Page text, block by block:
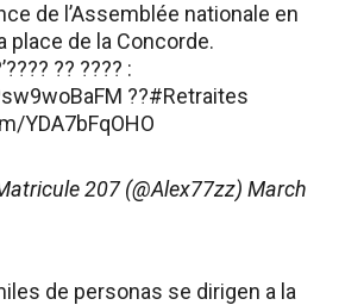
de l’Assemblée nationale en
place de la Concorde.
?? ???? :
??#Retraites
YDA7bFqOHO
207 (@Alex77zz) March
de personas se dirigen a la